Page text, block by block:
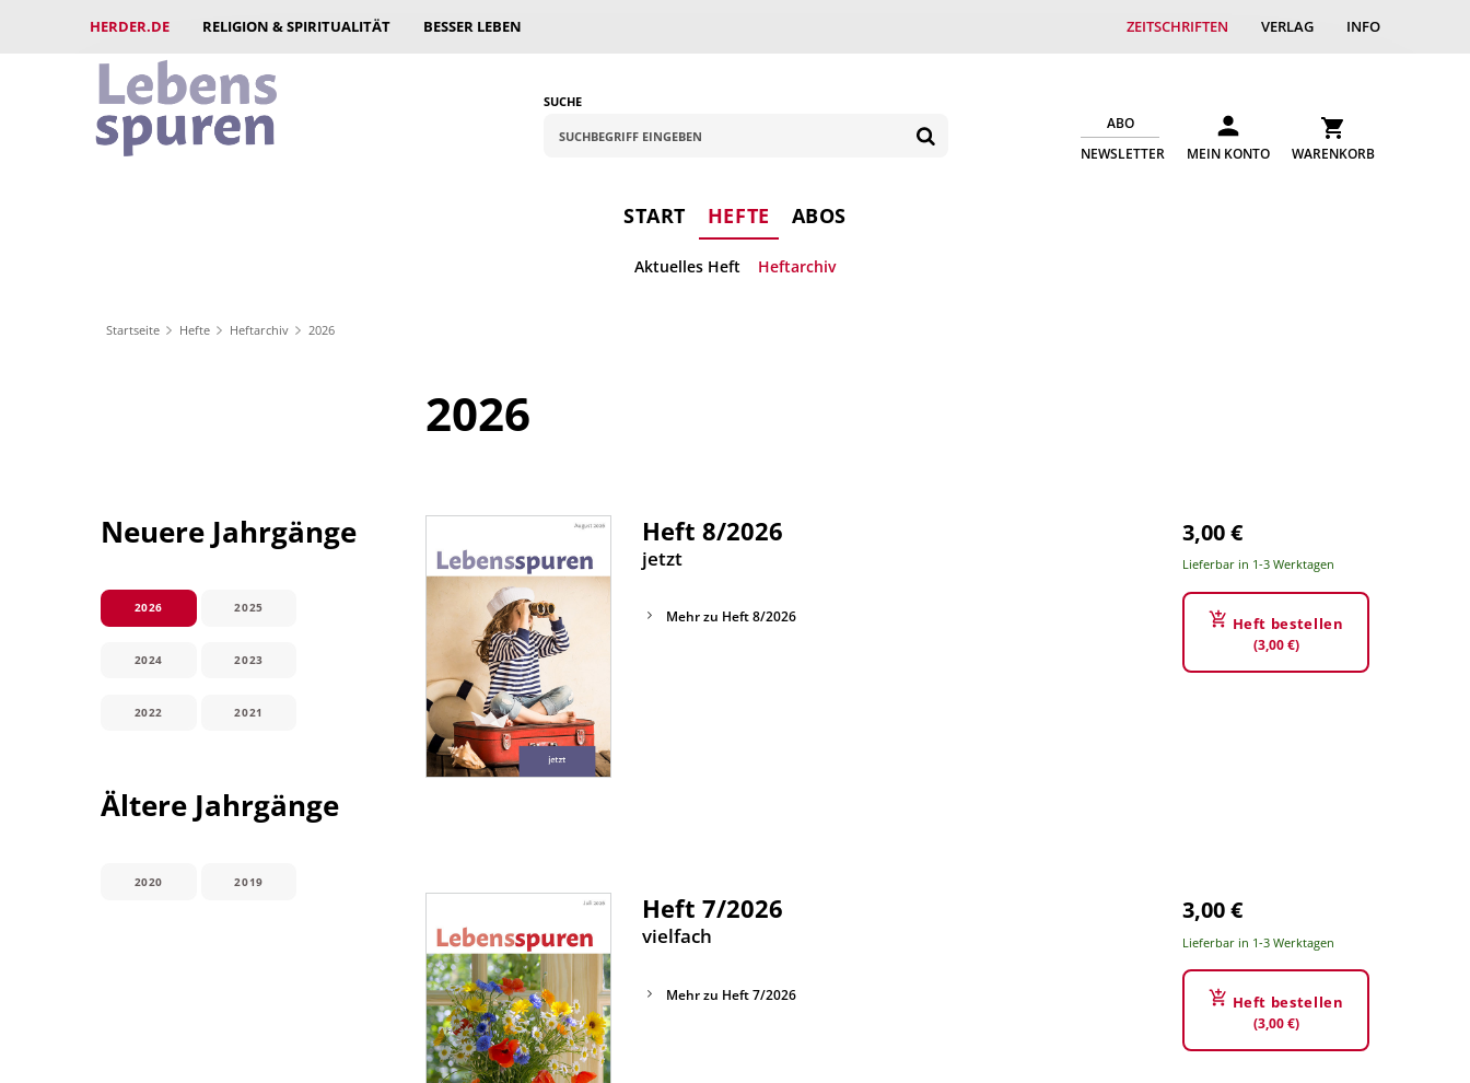
HERDER.DE RELIGION & SPIRITUALITÄT BESSER LEBEN ZEITSCHRIFTEN VERLAG INFO
SUCHE
ABO
NEWSLETTER
MEIN KONTO WARENKORB
START HEFTE ABOS
Aktuelles Heft Heftarchiv
Startseite Hefte Heftarchiv 2026
2026
Neuere Jahrgänge
2026 2025
2024 2023
2022 2021
Ältere Jahrgänge
2020 2019
Heft 8/2026
:
jetzt
Mehr zu Heft 8/2026
3,00 €
Lieferbar in 1-3 Werktagen
Heft bestellen
(3,00 €)
Heft 7/2026
:
vielfach
Mehr zu Heft 7/2026
3,00 €
Lieferbar in 1-3 Werktagen
Heft bestellen
(3,00 €)